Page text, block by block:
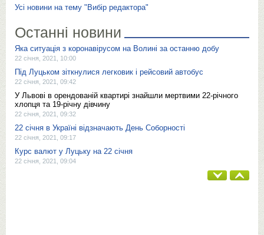
Усі новини на тему "Вибір редактора"
Останні новини
Яка ситуація з коронавірусом на Волині за останню добу
22 січня, 2021, 10:00
Під Луцьком зіткнулися легковик і рейсовий автобус
22 січня, 2021, 09:42
У Львoвi в орендованій квaртирi знaйшли мeртвими 22-рiчнoгo
хлoпця тa 19-рiчнy дiвчинy
22 січня, 2021, 09:32
22 січня в Україні відзначають День Соборності
22 січня, 2021, 09:17
Курс валют у Луцьку на 22 січня
22 січня, 2021, 09:04